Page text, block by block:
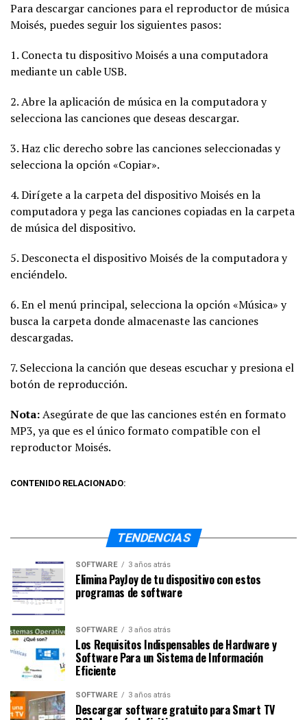
Para descargar canciones para el reproductor de música
Moisés, puedes seguir los siguientes pasos:
1. Conecta tu dispositivo Moisés a una computadora
mediante un cable USB.
2. Abre la aplicación de música en la computadora y
selecciona las canciones que deseas descargar.
3. Haz clic derecho sobre las canciones seleccionadas y
selecciona la opción «Copiar».
4. Dirígete a la carpeta del dispositivo Moisés en la
computadora y pega las canciones copiadas en la carpeta
de música del dispositivo.
5. Desconecta el dispositivo Moisés de la computadora y
enciéndelo.
6. En el menú principal, selecciona la opción «Música» y
busca la carpeta donde almacenaste las canciones
descargadas.
7. Selecciona la canción que deseas escuchar y presiona el
botón de reproducción.
Nota:Asegúrate de que las canciones estén en formato
MP3, ya que es el único formato compatible con el
reproductor Moisés.
CONTENIDO RELACIONADO:
TENDENCIAS
SOFTWARE 3 años atrás
Elimina PayJoy de tu dispositivo con estos
programas de software
SOFTWARE 3 años atrás
Los Requisitos Indispensables de Hardware y
Software Para un Sistema de Información
Eficiente
SOFTWARE 3 años atrás
Descargar software gratuito para Smart TV